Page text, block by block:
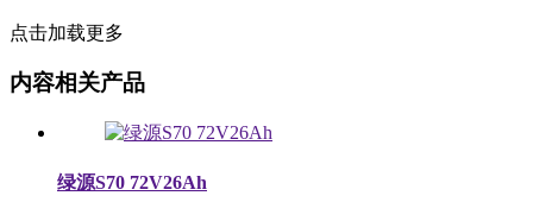
点击加载更多
内容相关产品
绿源S70 72V26Ah